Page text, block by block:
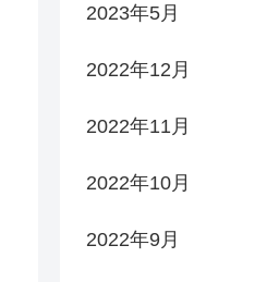
2023年5月
2022年12月
2022年11月
2022年10月
2022年9月